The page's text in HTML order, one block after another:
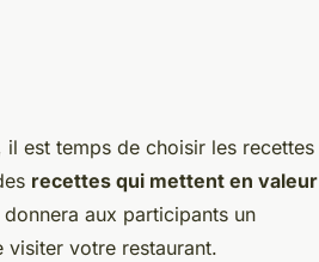
est temps de choisir les recettes
recettes qui mettent en valeur
aux participants un
visiter votre restaurant.